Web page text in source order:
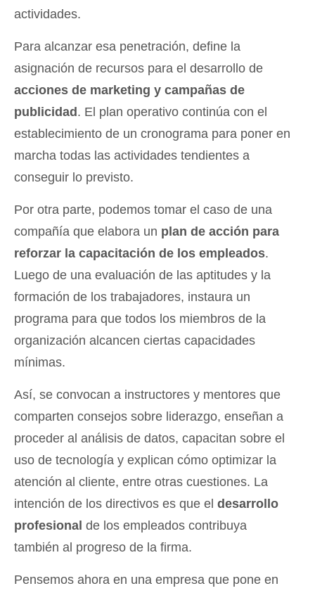
actividades.
Para alcanzar esa penetración, define la
asignación de recursos para el desarrollo de
acciones de marketing y campañas de
publicidad. El plan operativo continúa con el
establecimiento de un cronograma para poner en
marcha todas las actividades tendientes a
conseguir lo previsto.
Por otra parte, podemos tomar el caso de una
compañía que elabora un plan de acción para
reforzar la capacitación de los empleados.
Luego de una evaluación de las aptitudes y la
formación de los trabajadores, instaura un
programa para que todos los miembros de la
organización alcancen ciertas capacidades
mínimas.
Así, se convocan a instructores y mentores que
comparten consejos sobre liderazgo, enseñan a
proceder al análisis de datos, capacitan sobre el
uso de tecnología y explican cómo optimizar la
atención al cliente, entre otras cuestiones. La
intención de los directivos es que el desarrollo
profesional de los empleados contribuya
también al progreso de la firma.
Pensemos ahora en una empresa que pone en